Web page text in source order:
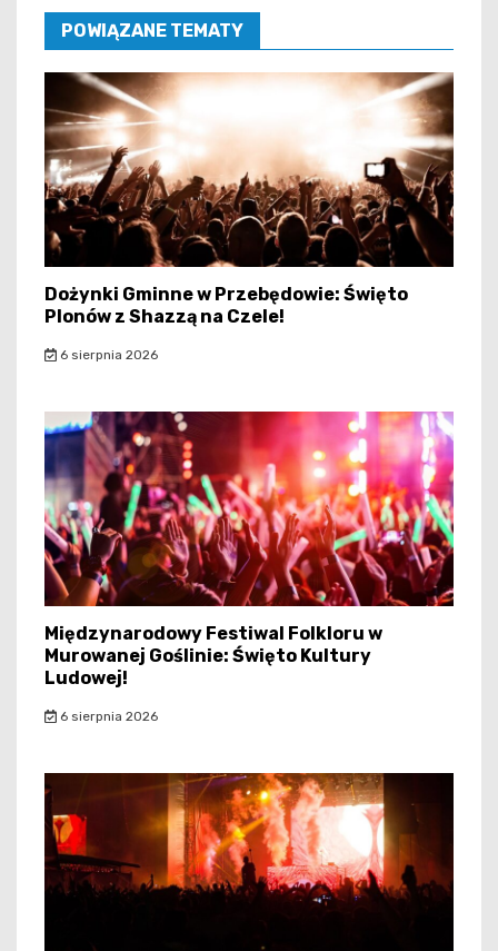
POWIĄZANE TEMATY
Dożynki Gminne w Przebędowie: Święto
Plonów z Shazzą na Czele!
6 sierpnia 2026
Międzynarodowy Festiwal Folkloru w
Murowanej Goślinie: Święto Kultury
Ludowej!
6 sierpnia 2026